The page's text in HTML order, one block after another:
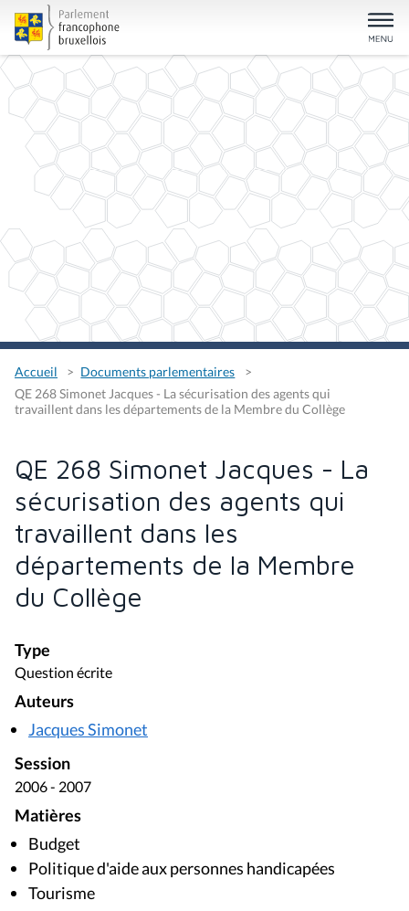
Accueil
Documents parlementaires
QE 268 Simonet Jacques - La sécurisation des agents qui
travaillent dans les départements de la Membre du Collège
QE 268 Simonet Jacques - La
sécurisation des agents qui
travaillent dans les
départements de la Membre
du Collège
Type
Question écrite
Auteurs
Jacques Simonet
Session
2006 - 2007
Matières
Budget
Politique d'aide aux personnes handicapées
Tourisme